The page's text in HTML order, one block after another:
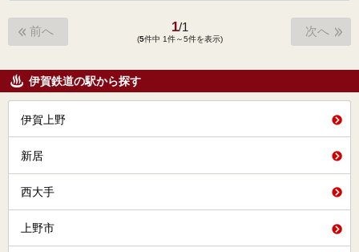
前へ 1/1
(5件中 1件～5件を表示)
次へ
伊賀鉄道の駅から探す
伊賀上野
新居
西大手
上野市